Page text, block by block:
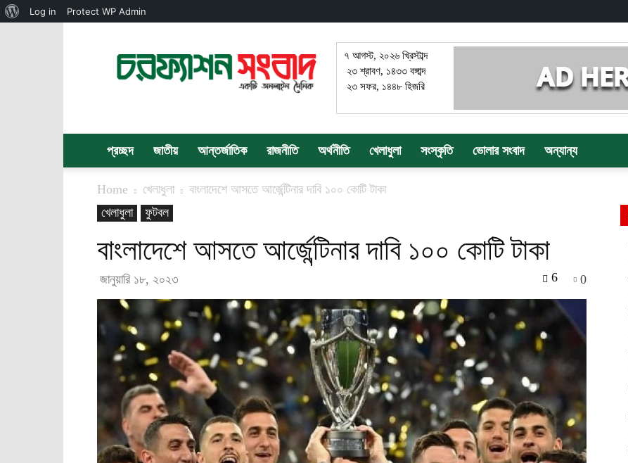
সংবাদ
৭ আগস্ট, ২০২৬ খ্রিস্টাব্দ
২৩ শ্রাবণ, ১৪৩৩ বঙ্গাব্দ
২৩ সফর, ১৪৪৮ হিজরি
প্রচ্ছদ জাতীয় আন্তর্জাতিক রাজনীতি অর্থনীতি খেলাধুলা সংস্কৃতি ভোলার সংবাদ অন্যান্য
Home খেলাধুলা
বাংলাদেশে আসতে আর্জেন্টিনার দাবি ১০০ কোটি টাকা
খেলাধুলা
ফুটবল
বাংলাদেশে আসতে আর্জেন্টিনার দাবি ১০০ কোটি টাকা
জানুয়ারি ১৮, ২০২৩ 0
6
About
Log in Protect WP Admin